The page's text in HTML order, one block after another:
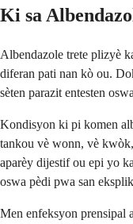
Ki sa
Albendazole trete plizyè
diferan pati nan kò ou.
sèten parazit entesten
Kondisyon ki pi komen
tankou vè wonn, vè
aparèy dijestif ou epi yo
oswa pèdi pwa san
Men enfeksyon prensipal